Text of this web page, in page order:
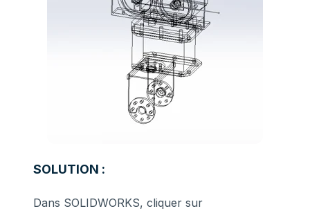
SOLUTION :
Dans SOLIDWORKS, cliquer sur